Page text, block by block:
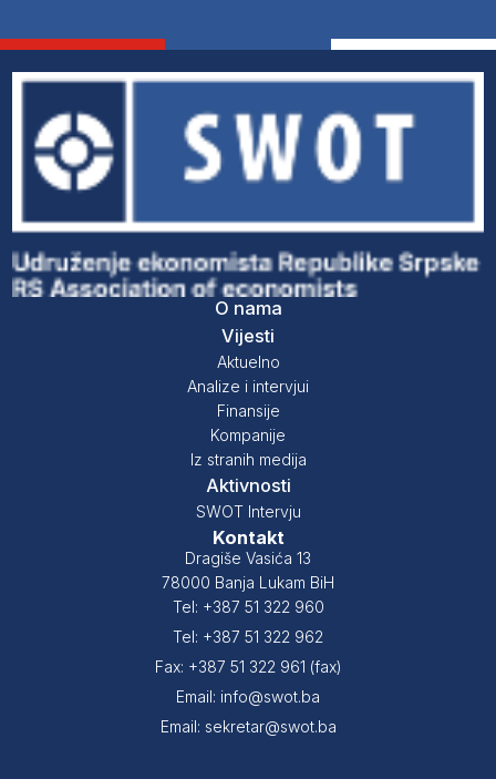
O nama
Vijesti
Aktuelno
Analize i intervjui
Finansije
Kompanije
Iz stranih medija
Aktivnosti
SWOT Intervju
Kontakt
Dragiše Vasića 13
78000 Banja Lukam BiH
Tel: +387 51 322 960
Tel: +387 51 322 962
Fax: +387 51 322 961 (fax)
Email: info@swot.ba
Email: sekretar@swot.ba